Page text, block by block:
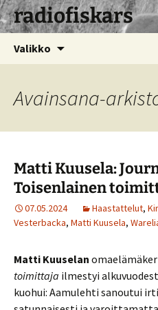
radiofiskars
Valikko
Avainsana-
Matti Kuusela:
Toisenlainen
07.05.2024 Haastattelut,
Vesterbacka, Matti Kuusela,
Matti Kuuselan
toimittaja ilmestyi
kuohui: Aamulehti sanoutui